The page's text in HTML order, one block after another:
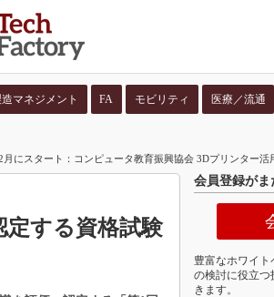
マネジメント FA モビリティ 医療／流通
にスタート：コンピュータ教育振興協会 3Dプリンター活
定する資格試験
会員登録がま
豊富なホワイ
の検討に役立つ
きます。